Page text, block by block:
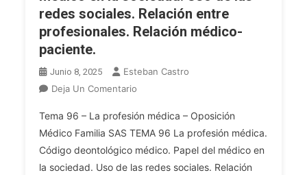
El
Parte
De
Y
El
Juzgado.
redes sociales. Relación entre
profesionales. Relación médico-
paciente.
Junio 8, 2025
Esteban Castro
Deja Un Comentario
DE
FAMILIA
SAS.
Tema
Tema 96 – La profesión médica – Oposición
Médico Familia SAS TEMA 96 La profesión médica.
Código deontológico médico. Papel del médico en
la sociedad. Uso de las redes sociales. Relación